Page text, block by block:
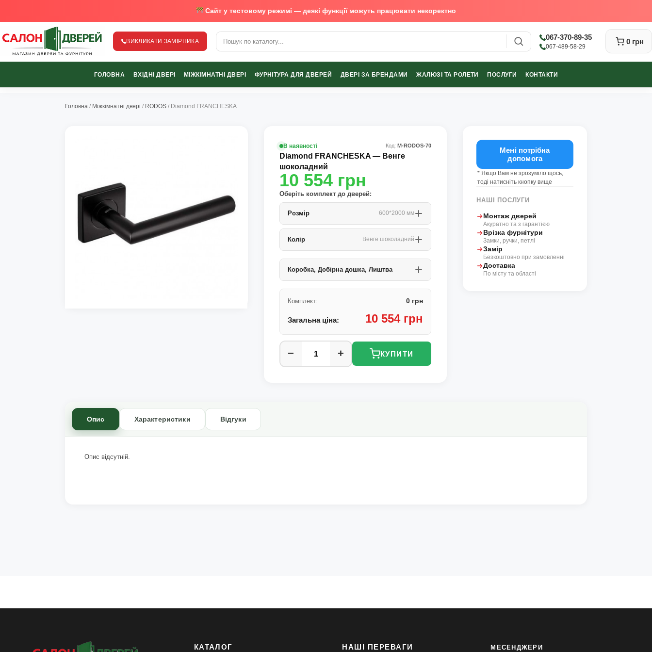
Сайт у тестовому режимі — деякі функції можуть працювати некоректно
salon-dverey.com.ua - великий каталог дверей від найкращих виробників
ВИКЛИКАТИ ЗАМІРНИКА 067-370-89-35
067-489-58-29
0 грн
067-489-58-29
ГОЛОВНА ВХІДНІ ДВЕРІ МІЖКІМНАТНІ ДВЕРІ ФУРНІТУРА ДЛЯ ДВЕРЕЙ ДВЕРІ ЗА БРЕНДАМИ ЖАЛЮЗІ ТА РОЛЕТИ ПОСЛУГИ КОНТАКТИ
Головна / Міжкімнатні двері / RODOS / Diamond FRANCHESKA
В наявності Код: М-RODOS-70
Diamond FRANCHESKA — Венге
шоколадний
10 554 грн
Оберіть комплект до дверей:
Розмір 600*2000 мм
Колір Венге шоколадний
Коробка, Добірна дошка, Лиштва
Комплект: 0 грн
Загальна ціна: 10 554 грн
− + КУПИТИ
Мені потрібна
допомога
* Якщо Вам не зрозуміло щось,
тоді натисніть кнопку вище
НАШІ ПОСЛУГИ
Монтаж дверей
Акуратно та з гарантією
Врізка фурнітури
Замки, ручки, петлі
Замір
Безкоштовно при замовленні
Доставка
По місту та області
Опис Характеристики Відгуки
Опис відсутній.
КАТАЛОГ НАШІ ПЕРЕВАГИ МЕСЕНДЖЕРИ